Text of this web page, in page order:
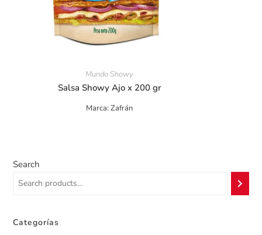
Marca: Zafrán
Mundo Showy
Salsa Showy Ajo x 200 gr
Search
Categorías